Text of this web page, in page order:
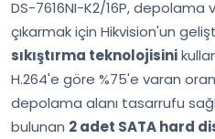
DS-7616NI-K2/16P,
çıkarmak için Hikvision'un
sıkıştırma teknolojisini
H.264'e göre %75'e varan
depolama alanı tasarrufu
bulunan 2 adet SATA hard